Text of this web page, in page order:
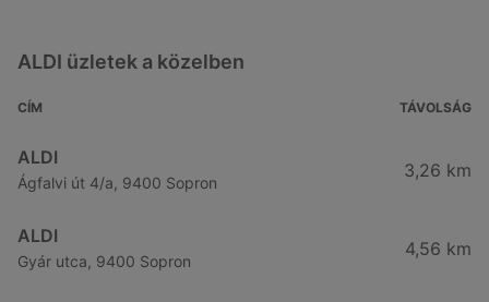
ALDI üzletek a közelben
CÍM TÁVOLSÁG
ALDI
Ágfalvi út 4/a, 9400 Sopron
3,26 km
ALDI
Gyár utca, 9400 Sopron
4,56 km